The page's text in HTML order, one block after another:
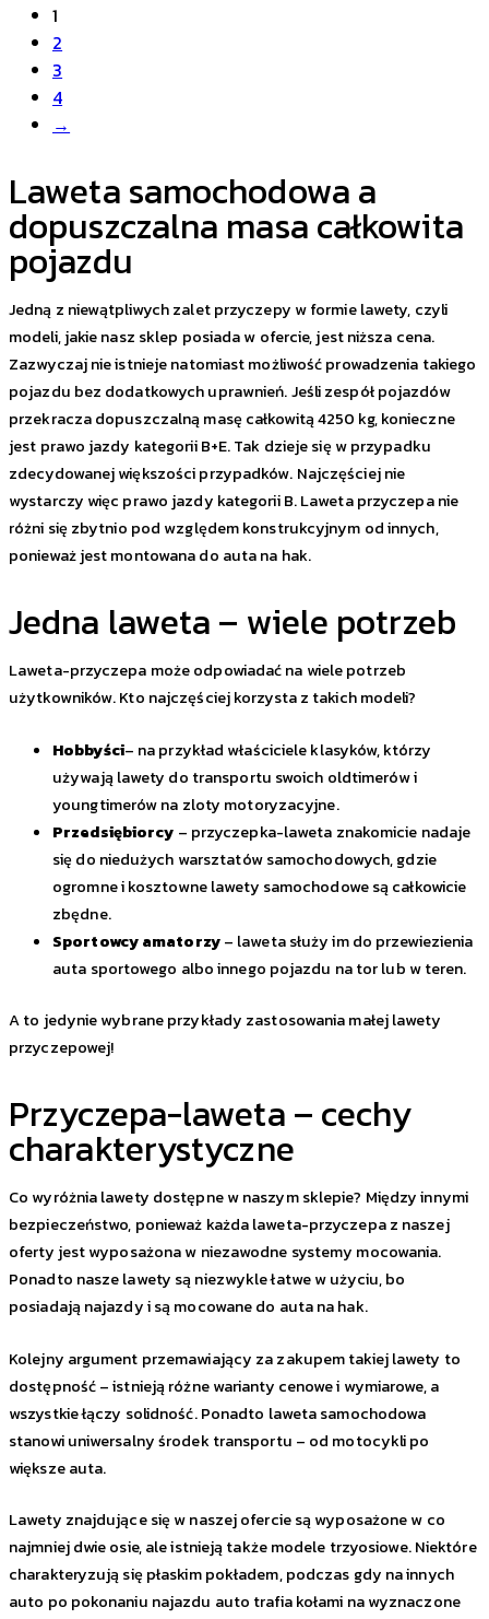
1
2
3
4
→
Laweta samochodowa a
dopuszczalna masa całkowita
pojazdu
Jedną z niewątpliwych zalet przyczepy w formie lawety, czyli
modeli, jakie nasz sklep posiada w ofercie, jest niższa cena.
Zazwyczaj nie istnieje natomiast możliwość prowadzenia takiego
pojazdu bez dodatkowych uprawnień. Jeśli zespół pojazdów
przekracza dopuszczalną masę całkowitą 4250 kg, konieczne
jest prawo jazdy kategorii B+E. Tak dzieje się w przypadku
zdecydowanej większości przypadków. Najczęściej nie
wystarczy więc prawo jazdy kategorii B. Laweta przyczepa nie
różni się zbytnio pod względem konstrukcyjnym od innych,
ponieważ jest montowana do auta na hak.
Jedna laweta – wiele potrzeb
Laweta-przyczepa może odpowiadać na wiele potrzeb
użytkowników. Kto najczęściej korzysta z takich modeli?
Hobbyści– na przykład właściciele klasyków, którzy
używają lawety do transportu swoich oldtimerów i
youngtimerów na zloty motoryzacyjne.
Przedsiębiorcy – przyczepka-laweta znakomicie nadaje
się do niedużych warsztatów samochodowych, gdzie
ogromne i kosztowne lawety samochodowe są całkowicie
zbędne.
Sportowcyamatorzy– laweta służy im do przewiezienia
auta sportowego albo innego pojazdu na tor lub w teren.
A to jedynie wybrane przykłady zastosowania małej lawety
przyczepowej!
Przyczepa-laweta – cechy
charakterystyczne
Co wyróżnia lawety dostępne w naszym sklepie? Między innymi
bezpieczeństwo, ponieważ każda laweta-przyczepa z naszej
oferty jest wyposażona w niezawodne systemy mocowania.
Ponadto nasze lawety są niezwykle łatwe w użyciu, bo
posiadają najazdy i są mocowane do auta na hak.
Kolejny argument przemawiający za zakupem takiej lawety to
dostępność – istnieją różne warianty cenowe i wymiarowe, a
wszystkie łączy solidność. Ponadto laweta samochodowa
stanowi uniwersalny środek transportu – od motocykli po
większe auta.
Lawety znajdujące się w naszej ofercie są wyposażone w co
najmniej dwie osie, ale istnieją także modele trzyosiowe. Niektóre
charakteryzują się płaskim pokładem, podczas gdy na innych
auto po pokonaniu najazdu auto trafia kołami na wyznaczone